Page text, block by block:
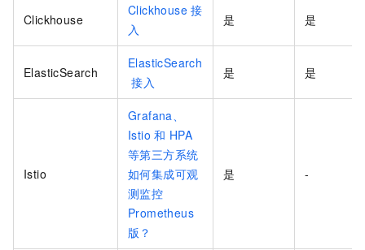
Clickhouse
Clickhouse 接
入
是 是
ElasticSearch
ElasticSearch
接入
是 是
Istio
Grafana、
Istio 和 HPA
等第三方系统
如何集成可观
测监控
Prometheus
版？
是 -